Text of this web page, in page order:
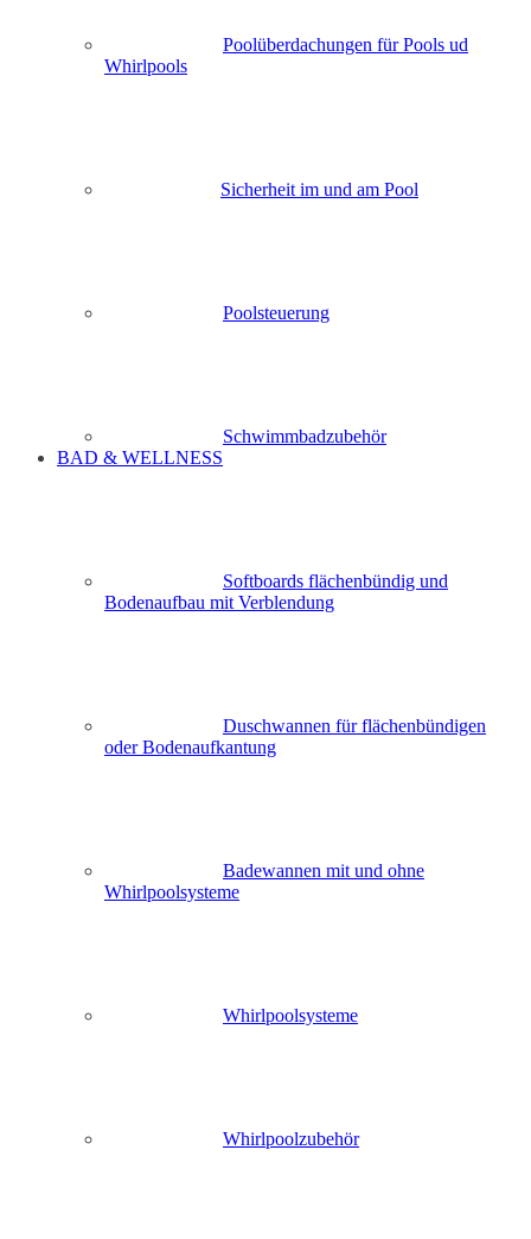
Poolüberdachungen für Pools ud
Whirlpools
Sicherheit im und am Pool
Poolsteuerung
Schwimmbadzubehör
BAD & WELLNESS
Softboards flächenbündig und
Bodenaufbau mit Verblendung
Duschwannen für flächenbündigen
oder Bodenaufkantung
Badewannen mit und ohne
Whirlpoolsysteme
Whirlpoolsysteme
Whirlpoolzubehör